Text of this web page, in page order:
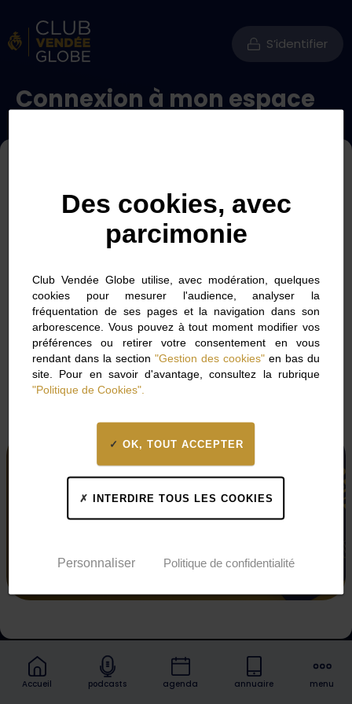
S’identifier
Accueil podcasts agenda annuaire menu
Connexion à mon espace
Se souvenir de moi Mot de passe oublié ?
Connexion
Vous n'avez pas de compte ?
Contactez-nous
nos offres
Des cookies, avec
parcimonie
Club Vendée Globe utilise, avec modération, quelques
cookies pour mesurer l'audience, analyser la
fréquentation de ses pages et la navigation dans son
arborescence. Vous pouvez à tout moment modifier vos
préférences ou retirer votre consentement en vous
rendant dans la section"Gestion des cookies"en bas du
site. Pour en savoir d'avantage, consultez la rubrique
"Politique de Cookies".
OK, TOUT ACCEPTER
INTERDIRE TOUS LES COOKIES
Personnaliser Politique de confidentialité